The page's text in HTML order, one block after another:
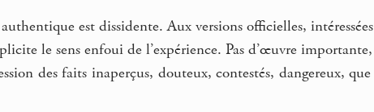
est dissidente. Aux versions officielles,
le sens enfoui de l’expérience. Pas d’œuvre
des faits inaperçus, douteux, contestés, dangereux,